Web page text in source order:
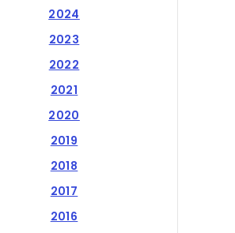
2016
2017
2018
2019
2020
2021
2022
2023
2024